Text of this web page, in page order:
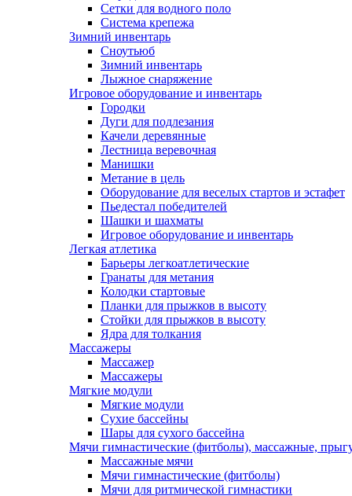
Сетки для водного поло
Система крепежа
Зимний инвентарь
Сноутьюб
Зимний инвентарь
Лыжное снаряжение
Игровое оборудование и инвентарь
Городки
Дуги для подлезания
Качели деревянные
Лестница веревочная
Манишки
Метание в цель
Оборудование для веселых стартов и эстафет
Пьедестал победителей
Шашки и шахматы
Игровое оборудование и инвентарь
Легкая атлетика
Барьеры легкоатлетические
Гранаты для метания
Колодки стартовые
Планки для прыжков в высоту
Стойки для прыжков в высоту
Ядра для толкания
Массажеры
Массажер
Массажеры
Мягкие модули
Мягкие модули
Сухие бассейны
Шары для сухого бассейна
Мячи гимнастические (фитболы), массажные,
Массажные мячи
Мячи гимнастические (фитболы)
Мячи для ритмической гимнастики